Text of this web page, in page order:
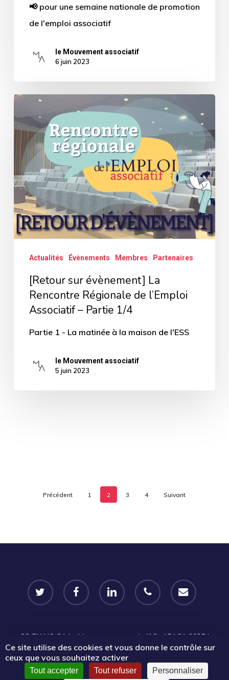
📢 pour une semaine nationale de promotion
de l'emploi associatif
le Mouvement associatif
6 juin 2023
[Retour
sur
évènement]
La
Rencontre
Régionale
l’Emploi
Associatif
Actualités Évènements Membres Partenaires
[Retour sur évènement] La
Rencontre Régionale de l’Emploi
Associatif – Partie 1/4
Partie 1 - La matinée à la maison de l'ESS
le Mouvement associatif
5 juin 2023
Précédent 1 2 3 4 Suivant
twitter facebook linkedin phone email
CC-BY-NC-SA Le Mouvement associatif Sud PACA 2025 |
Certains droits réservés |Mentions légales | Politique de
confidentialité
Ce site utilise des cookies et vous donne le contrôle sur
ceux que vous souhaitez activer
Tout accepter Tout refuser Personnaliser